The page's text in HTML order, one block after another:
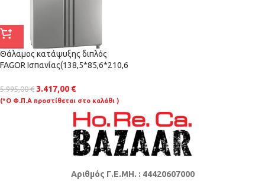
Θάλαμος κατάψυξης διπλός
FAGOR Ισπανίας(138,5*85,6*210,6
5.995,00€ 3.417,00 €
(*Ο Φ.Π.Α προστίθεται στο καλάθι )
Αριθμός Γ.Ε.ΜΗ. : 44420607000